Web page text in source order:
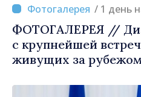
/ 1 день
ФОТОГАЛЕРЕЯ //
с крупнейшей
живущих за рубежом